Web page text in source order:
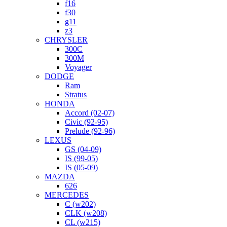
f16
f30
g11
z3
CHRYSLER
300C
300M
Voyager
DODGE
Ram
Stratus
HONDA
Accord (02-07)
Civic (92-95)
Prelude (92-96)
LEXUS
GS (04-09)
IS (99-05)
IS (05-09)
MAZDA
626
MERCEDES
C (w202)
CLK (w208)
CL (w215)